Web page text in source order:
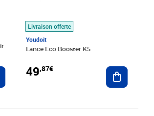
au panier
Livraison offerte
Youdoit
Lance Eco Booster K5
49,87€ Ajouter